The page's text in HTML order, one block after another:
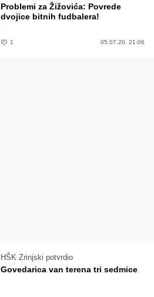
Problemi za Žižovića: Povrede
dvojice bitnih fudbalera!
1 05.07.20. 21:06
HŠK Zrinjski potvrdio
Govedarica van terena tri sedmice